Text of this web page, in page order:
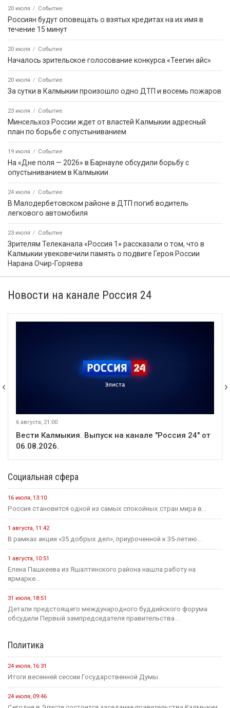
20 июля Событие
Россиян будут оповещать о взятых кредитах на их имя в
течение 15 минут
20 июля Событие
Началось зрительское голосование конкурса «Теегин айс»
20 июля Событие
За сутки в Калмыкии произошло одно ДТП и восемь пожаров
23 июля Событие
Минсельхоз России ждет от властей Калмыкии адресный
план по борьбе с опустыниванием
19 июля Событие
На «Дне поля — 2026» в Барнауле обсудили борьбу с
опустыниванием в Калмыкии
24 июля Событие
В Малодербетовском районе в ДТП погиб водитель
легкового автомобиля
23 июля Событие
Зрителям Телеканала «Россия 1» рассказали о том, что в
Калмыкии увековечили память о подвиге Героя России
Нарана Очир-Горяева
Новости на канале Россия 24
6 августа, 21:00
Вести Калмыкия. Выпуск на канале "Россия 24" от
06.08.2026.
Социальная сфера
16 июля, 13:10
Россия становится одной из самых спокойных стран мира в...
1 августа, 11:42
В рамках акции «35 добрых дел», приуроченной к 35-летию...
1 августа, 10:51
Елена Пашкеева из Яшалтинского района нашла работу на
ярмарке...
31 июля, 18:51
Детали предстоящего международного буддийского форума
обсудили Первый зампредседателя правительства...
Политика
24 июля, 16:31
Итоги весенней сессии Государственной Думы
24 июля, 09:46